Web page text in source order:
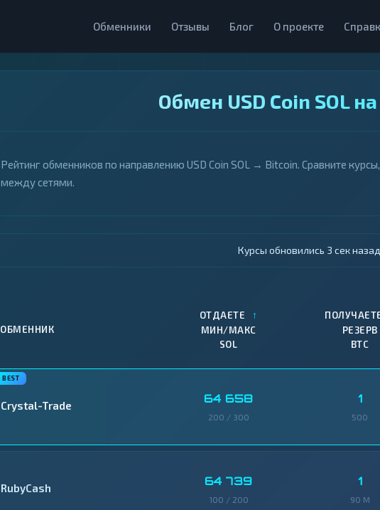
Обменники Отзывы Блог О проекте
Обмен USD Coin SOL
Рейтинг обменников по направлению USD Coin SOL → Bitcoin. Сравните
между сетями.
Курсы обновились 4 сек
ОБМЕННИК
ОТДАЕТЕ ↑
МИН/МАКС
SOL
РЕЗЕРВ
BTC
Crystal-Trade 64 658
200 / 300
1
500
RubyCash 64 739
100 / 200
1
90 M